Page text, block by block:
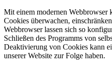
Mit einem modernen Webbrowser
Cookies überwachen,
Webbrowser lassen sich so
Schließen des Programms von
Deaktivierung von Cookies kann
unserer Website zur Folge haben.